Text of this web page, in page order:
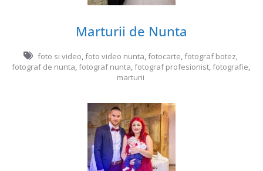
Marturii de Nunta
foto si video,foto video nunta,fotocarte,fotograf botez,
fotograf de nunta,fotograf nunta,fotograf profesionist,fotografie,
marturii